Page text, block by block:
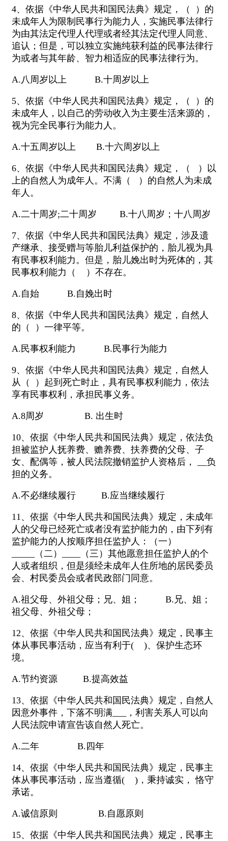
4、依据《中华人民共和国民法典》规定，（ ）的
未成年人为限制民事行为能力人，实施民事法律行
为由其法定代理人代理或者经其法定代理人同意、
追认；但是，可以独立实施纯获利益的民事法律行
为或者与其年龄、智力相适应的民事法律行为。
A.八周岁以上 B.十周岁以上
5、依据《中华人民共和国民法典》规定，（ ）的
未成年人，以自己的劳动收入为主要生活来源的，
视为完全民事行为能力人。
A.十五周岁以上 B.十六周岁以上
6、依据《中华人民共和国民法典》规定，（ ）以
上的自然人为成年人。不满（ ）的自然人为未成
年人。
A.二十周岁;二十周岁 B.十八周岁；十八周岁
7、依据《中华人民共和国民法典》规定，涉及遗
产继承、接受赠与等胎儿利益保护的，胎儿视为具
有民事权利能力。但是，胎儿娩出时为死体的，其
民事权利能力（ ）不存在。
A.自始 B.自娩出时
8、依据《中华人民共和国民法典》规定，自然人
的（ ）一律平等。
A.民事权利能力 B.民事行为能力
9、依据《中华人民共和国民法典》规定，自然人
从（ ）起到死亡时止，具有民事权利能力，依法
享有民事权利，承担民事义务。
A.8周岁 B. 出生时
10、依据《中华人民共和国民法典》规定，依法负
担被监护人抚养费、赡养费、扶养费的父母、子
女、配偶等，被人民法院撤销监护人资格后， __负
担的义务。
A.不必继续履行 B.应当继续履行
11、依据《中华人民共和国民法典》规定，未成年
人的父母已经死亡或者没有监护能力的，由下列有
监护能力的人按顺序担任监护人：（一）
_____（二）____（三）其他愿意担任监护人的个
人或者组织，但是须经未成年人住所地的居民委员
会、村民委员会或者民政部门同意。
A.祖父母、外祖父母；兄、姐； B.兄、姐；
祖父母、外祖父母；
12、依据《中华人民共和国民法典》规定，民事主
体从事民事活动，应当有利于( )、保护生态环
境。
A.节约资源 B.提高效益
13、依据《中华人民共和国民法典》规定，自然人
因意外事件，下落不明满___，利害关系人可以向
人民法院申请宣告该自然人死亡。
A.二年 B.四年
14、依据《中华人民共和国民法典》规定，民事主
体从事民事活动，应当遵循( )，秉持诚实， 恪守
承诺。
A.诚信原则 B.自愿原则
15、依据《中华人民共和国民法典》规定，民事主